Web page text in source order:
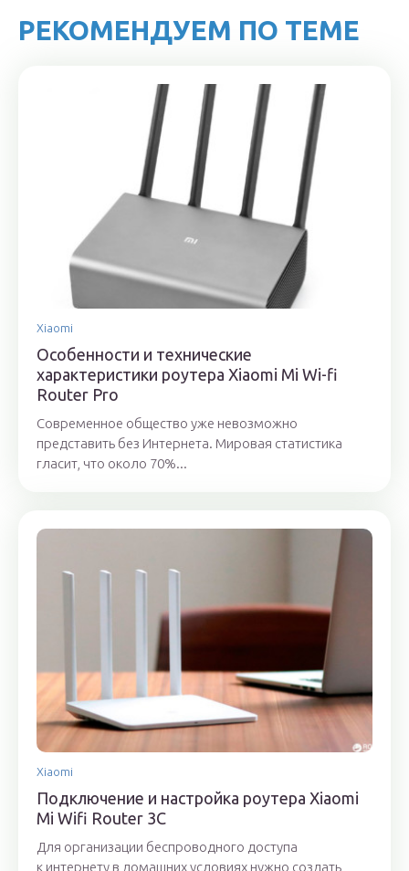
РЕКОМЕНДУЕМ ПО ТЕМЕ
Xiaomi
Особенности и технические
характеристики роутера Xiaomi Mi Wi-fi
Router Pro
Современное общество уже невозможно
представить без Интернета. Мировая статистика
гласит, что около 70%...
Xiaomi
Подключение и настройка роутера Xiaomi
Mi Wifi Router 3C
Для организации беспроводного доступа
к интернету в домашних условиях нужно создать